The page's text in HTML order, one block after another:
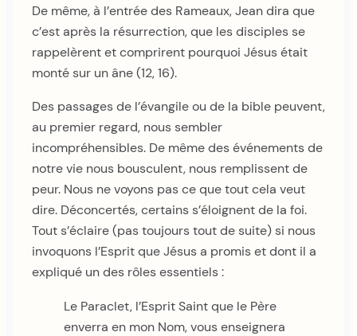
De même, à l’entrée des Rameaux, Jean dira que
c’est après la résurrection, que les disciples se
rappelèrent et comprirent pourquoi Jésus était
monté sur un âne (12, 16).
Des passages de l’évangile ou de la bible peuvent,
au premier regard, nous sembler
incompréhensibles. De même des événements de
notre vie nous bousculent, nous remplissent de
peur. Nous ne voyons pas ce que tout cela veut
dire. Déconcertés, certains s’éloignent de la foi.
Tout s’éclaire (pas toujours tout de suite) si nous
invoquons l’Esprit que Jésus a promis et dont il a
expliqué un des rôles essentiels :
Le Paraclet, l’Esprit Saint que le Père
enverra en mon Nom, vous enseignera